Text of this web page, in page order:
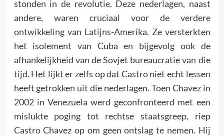
stonden in de revolutie. Deze nederlagen, naast
andere, waren cruciaal voor de verdere
ontwikkeling van Latijns-Amerika. Ze versterkten
het isolement van Cuba en bijgevolg ook de
afhankelijkheid van de Sovjet bureaucratie van die
tijd. Het lijkt er zelfs op dat Castro niet echt lessen
heeft getrokken uit die nederlagen. Toen Chavez in
2002 in Venezuela werd geconfronteerd met een
mislukte poging tot rechtse staatsgreep, riep
Castro Chavez op om geen ontslag te nemen. Hij